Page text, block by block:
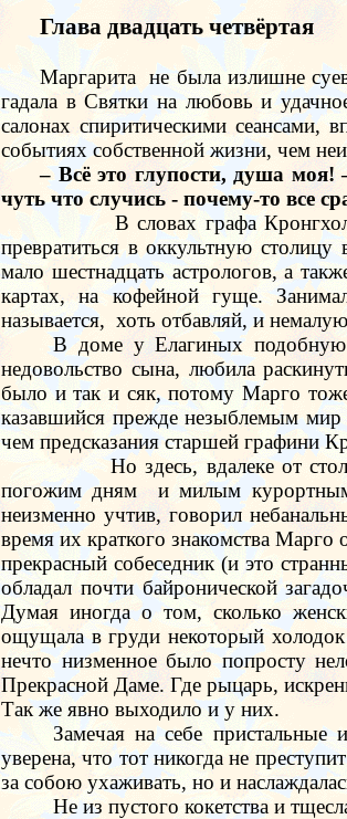
Глава двадцать четвёртая
Маргарита не была излишне
гадала в Святки на любовь и
салонах спиритическими сеансами,
событиях собственной жизни, чем
– Всё это глупости, душа
чуть что случись - почему-то все
В словах графа
превратиться в оккультную
мало шестнадцать астрологов, а
картах, на кофейной гуще.
называется, хоть отбавляй, и
В доме у Елагиных подобную
недовольство сына, любила
было и так и сяк, потому Марго
казавшийся прежде незыблемым мир
чем предсказания старшей графини
Но здесь, вдалеке от
погожим дням
и милым
неизменно учтив, говорил
время их краткого знакомства
прекрасный собеседник (и это
обладал почти байронической
Думая иногда о том, сколько
ощущала в груди некоторый холодок
нечто низменное было попросту
Прекрасной Даме. Где рыцарь,
Так же явно выходило и у них.
Замечая на себе
уверена, что тот никогда не
за собою ухаживать, но и
Не из пустого кокетства и